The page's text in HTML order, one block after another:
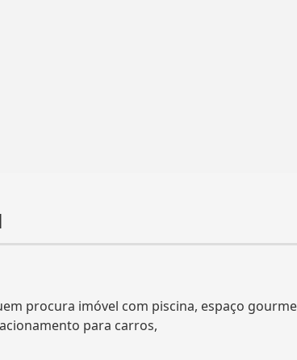
procura imóvel com piscina, espaço
para carros,